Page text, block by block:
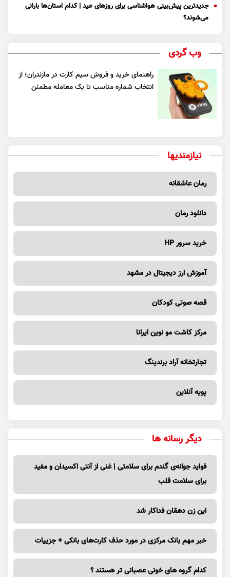
جدیدترین پیش‌بینی هواشناسی برای روزهای عید | کدام استان‌ها بارانی
می‌شوند؟
وب گردی
راهنمای خرید و فروش سیم کارت در مازندران؛ از
انتخاب شماره مناسب تا یک معامله مطمئن
نیازمندیها
رمان عاشقانه
دانلود رمان
خرید سرور HP
آموزش ارز دیجیتال در مشهد
قصه صوتی کودکان
مرکز کاشت مو نوین ایرانا
تجارتخانه آراد برندینگ
پویه آنلاین
دیگر رسانه ها
فواید جوانه‌ی گندم برای سلامتی | غنی از آنتی اکسیدان و مفید
برای سلامت قلب
این زن دهقان فداکار شد
خبر مهم بانک مرکزی در مورد حذف کارت‌های بانکی + جزییات
کدام گروه های خونی عصبانی تر هستند ؟